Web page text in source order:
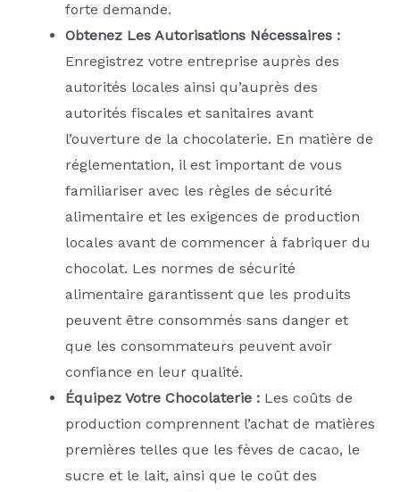
forte demande.
Obtenez Les Autorisations Nécessaires :
Enregistrez votre entreprise auprès des
autorités locales ainsi qu’auprès des
autorités fiscales et sanitaires avant
l’ouverture de la chocolaterie. En matière de
réglementation, il est important de vous
familiariser avec les règles de sécurité
alimentaire et les exigences de production
locales avant de commencer à fabriquer du
chocolat. Les normes de sécurité
alimentaire garantissent que les produits
peuvent être consommés sans danger et
que les consommateurs peuvent avoir
confiance en leur qualité.
Équipez Votre Chocolaterie :Les coûts de
production comprennent l’achat de matières
premières telles que les fèves de cacao, le
sucre et le lait, ainsi que le coût des